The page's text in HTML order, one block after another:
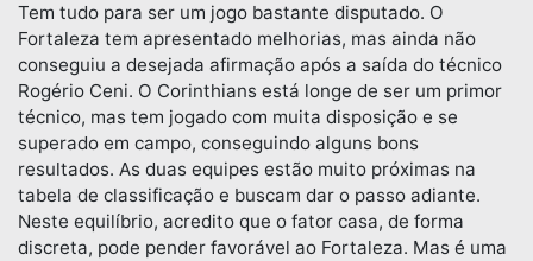
Tem tudo para ser um jogo bastante disputado. O
Fortaleza tem apresentado melhorias, mas ainda não
conseguiu a desejada afirmação após a saída do técnico
Rogério Ceni. O Corinthians está longe de ser um primor
técnico, mas tem jogado com muita disposição e se
superado em campo, conseguindo alguns bons
resultados. As duas equipes estão muito próximas na
tabela de classificação e buscam dar o passo adiante.
Neste equilíbrio, acredito que o fator casa, de forma
discreta, pode pender favorável ao Fortaleza. Mas é uma